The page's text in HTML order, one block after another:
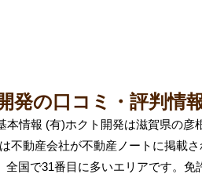
発の口コミ・評判情
本情報 (有)ホクト開発は滋賀県の彦
不動産会社が不動産ノートに掲載
全国で31番目に多いエリアです。免